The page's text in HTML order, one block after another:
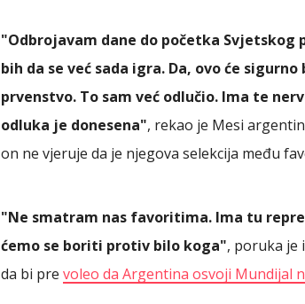
"Odbrojavam dane do početka Svjetskog
bih da se već sada igra. Da, ovo će
prvenstvo. To sam već odlučio. Ima te
odluka je donesena", rekao je Mesi
on ne vjeruje da je njegova selekcija među
"Ne smatram nas favoritima. Ima tu
ćemo se boriti protiv bilo koga", poruka je
da bi pre voleo da Argentina osvoji Mundijal